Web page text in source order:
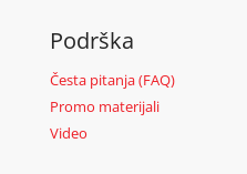
Podrška
Česta pitanja (FAQ)
Promo materijali
Video